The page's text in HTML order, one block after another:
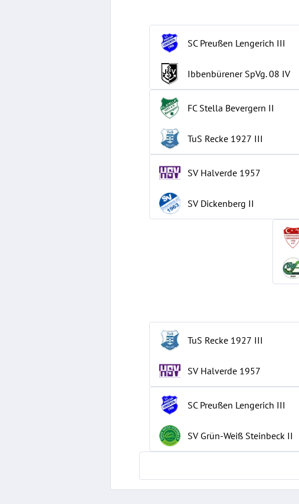
SC Preußen Lengerich III
Ibbenbürener SpVg. 08 IV
FC Stella Bevergern II
TuS Recke 1927 III
SV Halverde 1957
SV Dickenberg II
TuS Recke 1927 III
SV Halverde 1957
SC Preußen Lengerich III
SV Grün-Weiß Steinbeck II